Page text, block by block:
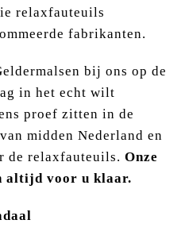
relaxfauteuils
fabrikanten.
bij ons op de
in het echt wilt
proef zitten in de
midden Nederland en
de relaxfauteuils. Onze
altijd voor u klaar.